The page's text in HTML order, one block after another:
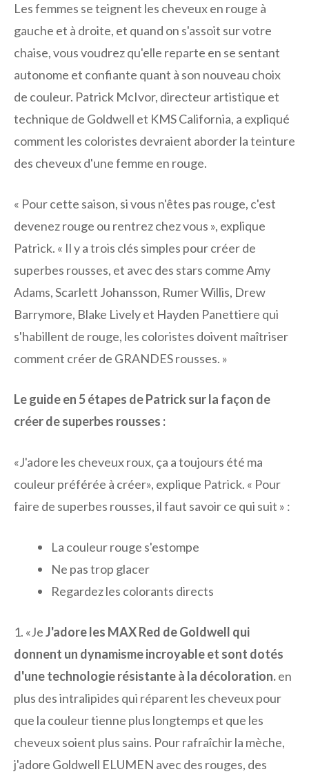
Les femmes se teignent les cheveux en rouge à
gauche et à droite, et quand on s'assoit sur votre
chaise, vous voudrez qu'elle reparte en se sentant
autonome et confiante quant à son nouveau choix
de couleur. Patrick McIvor, directeur artistique et
technique de Goldwell et KMS California, a expliqué
comment les coloristes devraient aborder la teinture
des cheveux d'une femme en rouge.
« Pour cette saison, si vous n'êtes pas rouge, c'est
devenez rouge ou rentrez chez vous », explique
Patrick. « Il y a trois clés simples pour créer de
superbes rousses, et avec des stars comme Amy
Adams, Scarlett Johansson, Rumer Willis, Drew
Barrymore, Blake Lively et Hayden Panettiere qui
s'habillent de rouge, les coloristes doivent maîtriser
comment créer de GRANDES rousses. »
Le guide en 5 étapes de Patrick sur la façon de
créer de superbes rousses :
«J'adore les cheveux roux, ça a toujours été ma
couleur préférée à créer», explique Patrick. « Pour
faire de superbes rousses, il faut savoir ce qui suit » :
La couleur rouge s'estompe
Ne pas trop glacer
Regardez les colorants directs
1. «JeJ'adore les MAX Red de Goldwell qui
donnent un dynamisme incroyable et sont dotés
d'une technologie résistante à la décoloration.en
plus des intralipides qui réparent les cheveux pour
que la couleur tienne plus longtemps et que les
cheveux soient plus sains. Pour rafraîchir la mèche,
j'adore Goldwell ELUMEN avec des rouges, des